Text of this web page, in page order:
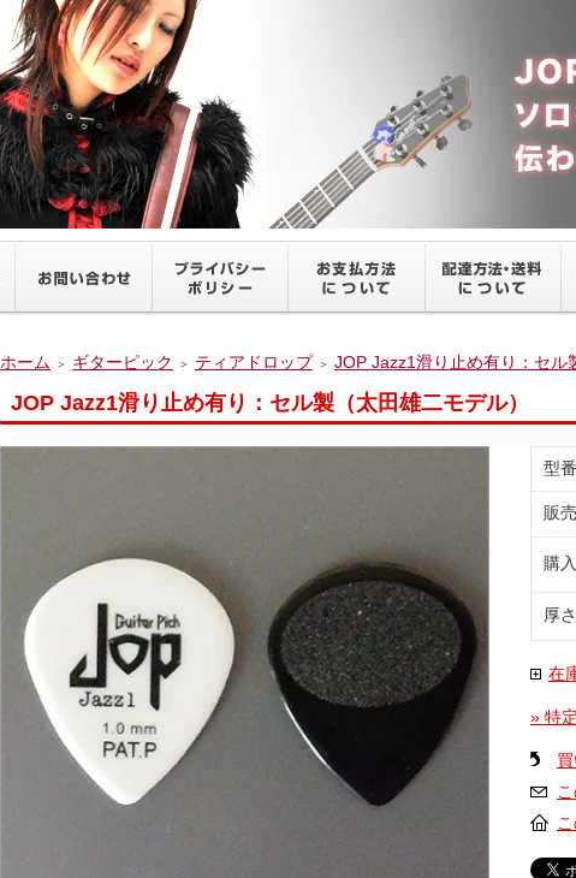
ホーム ＞ ギターピック ＞ ティアドロップ ＞ JOP Jazz1滑り止め有り：セル
JOP Jazz1滑り止め有り：セル製（太田雄二モデル）
型番
販
購
厚
在
» 特